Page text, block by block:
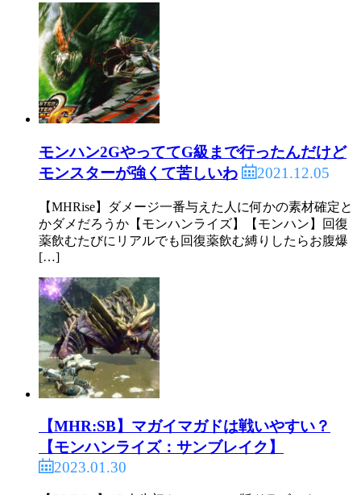
モンハン2GやっててG級まで行ったんだけど
モンスターが強くて苦しいわ
2021.12.05
【MHRise】ダメージ一番与えた人に何かの素材確定と
かダメだろうか【モンハンライズ】【モンハン】回復
薬飲むたびにリアルでも回復薬飲む縛りしたらお腹爆
[…]
【MHR:SB】マガイマガドは戦いやすい？
【モンハンライズ：サンブレイク】
2023.01.30